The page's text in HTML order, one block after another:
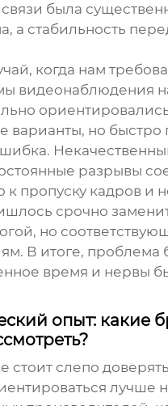
была
а стабильность
когда нам
видеонаблюдения
варианты, но быстро
разрывы
к пропуску кадров и
срочно
но
В итоге, проблема
время и нервы
опыт: какие
стоит слепо
лучше